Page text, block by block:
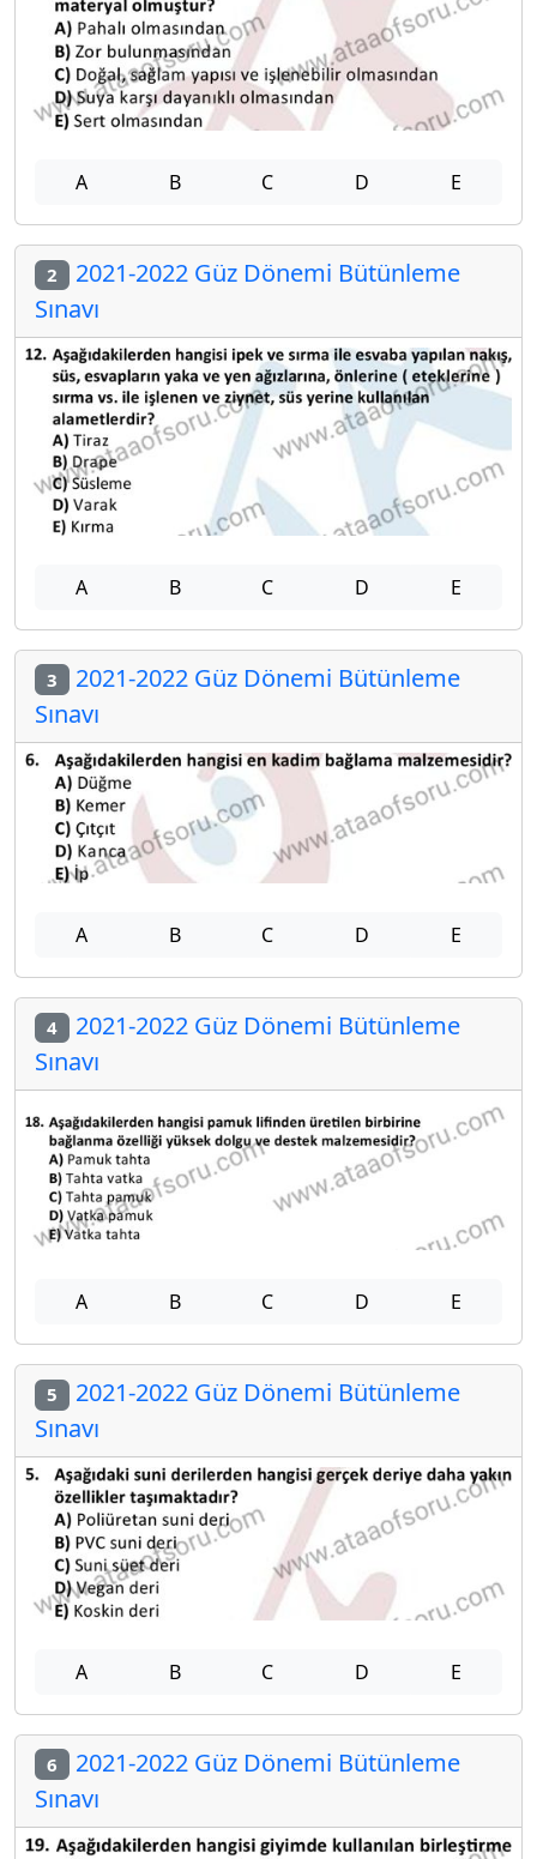
A B C D E
2 2021-2022 Güz Dönemi Bütünleme
Sınavı
A B C D E
3 2021-2022 Güz Dönemi Bütünleme
Sınavı
A B C D E
4 2021-2022 Güz Dönemi Bütünleme
Sınavı
A B C D E
5 2021-2022 Güz Dönemi Bütünleme
Sınavı
A B C D E
6 2021-2022 Güz Dönemi Bütünleme
Sınavı